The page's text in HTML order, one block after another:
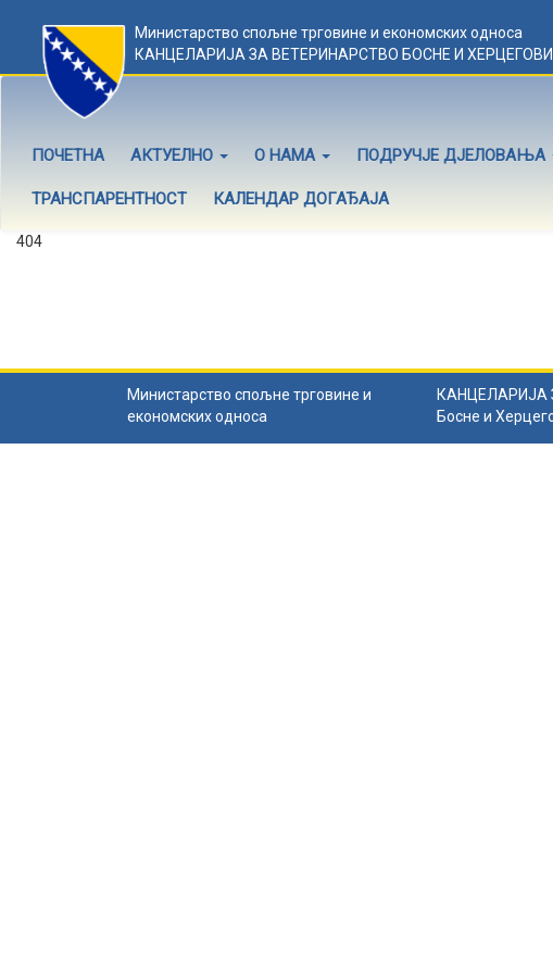
Министарство спољне трговине и економских односа
КАНЦЕЛАРИЈА ЗА ВЕТЕРИНАРСТВО БОСНЕ И
ПОЧЕТНА АКТУЕЛНО О НАМА ПОДРУЧЈЕ ДЈЕЛОВАЊА
ТРАНСПАРЕНТНОСТ КАЛЕНДАР ДОГАЂАЈА
404
Министарство спољне трговине и
економских односа
КАНЦЕЛАРИЈА
Босне и